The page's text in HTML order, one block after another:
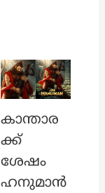
കാന്താര
ക്ക്
ശേഷം
ഹനുമാൻ